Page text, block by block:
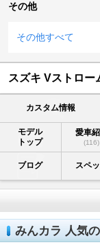
その他
その他すべて
スズキ Vストロー
カスタム情報
モデル
トップ
愛車
(116)
ブログ スペ
みんカラ 人気